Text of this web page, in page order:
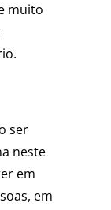
muito
ser
neste
em
em